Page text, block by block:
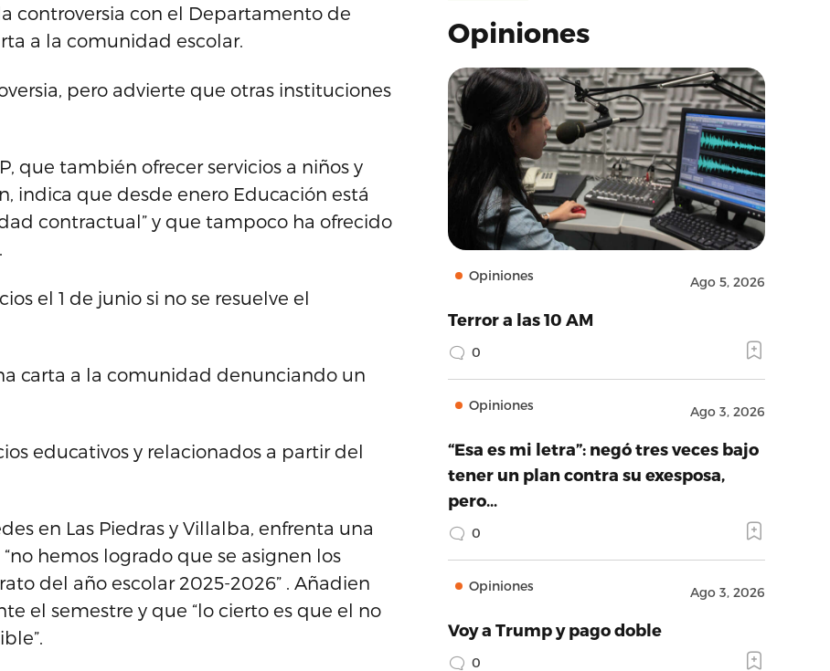
controversia con el Departamento de
a la comunidad escolar.
pero advierte que otras instituciones
que también ofrecer servicios a niños y
indica que desde enero Educación está
contractual” y que tampoco ha ofrecido
el 1 de junio si no se resuelve el
carta a la comunidad denunciando un
educativos y relacionados a partir del
en Las Piedras y Villalba, enfrenta una
hemos logrado que se asignen los
del año escolar 2025-2026” . Añadien
el semestre y que “lo cierto es que el no
Opiniones
Opiniones Ago 5, 2026
Terror a las 10 AM
0
Opiniones Ago 3, 2026
“Esa es mi letra”: negó tres veces bajo
tener un plan contra su exesposa,
pero…
0
Opiniones Ago 3, 2026
Voy a Trump y pago doble
0